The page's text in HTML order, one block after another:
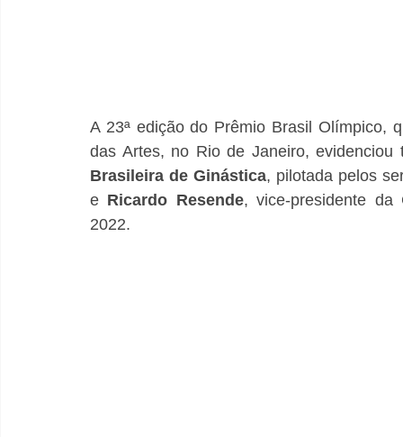
A 23ª edição do Prêmio Brasil Olímpico,
das Artes, no Rio de Janeiro, evidenciou
Brasileira de Ginástica, pilotada pelos
e Ricardo Resende, vice-presidente da
2022.